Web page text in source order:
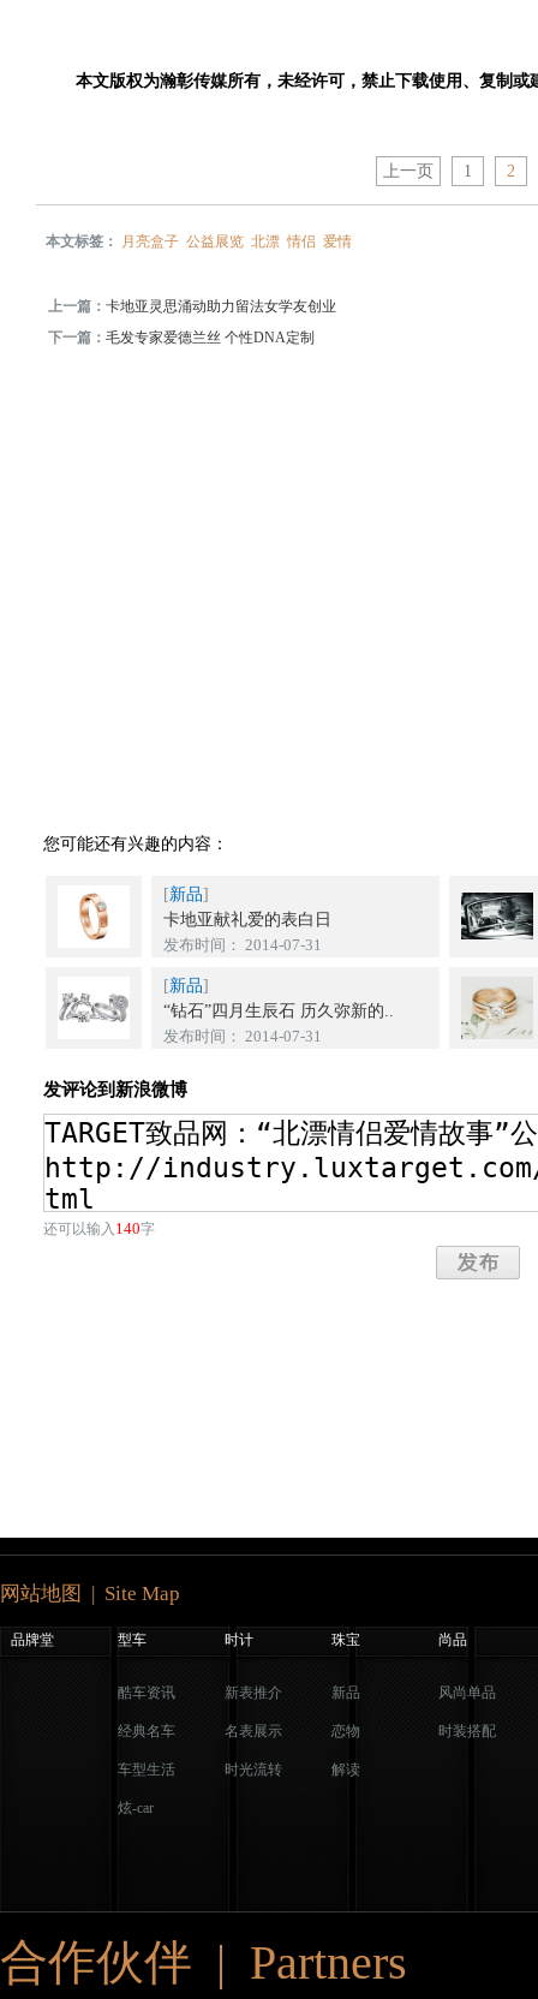
本文版权为瀚彰传媒所有，未经许可，禁止下载使用、复制或
上一页 1 2
本文标签： 月亮盒子 公益展览 北漂 情侣 爱情
上一篇：卡地亚灵思涌动助力留法女学友创业
下一篇：毛发专家爱德兰丝 个性DNA定制
您可能还有兴趣的内容：
[新品]
卡地亚献礼爱的表白日
发布时间： 2014-07-31
[新品]
“钻石”四月生辰石 历久弥新的..
发布时间： 2014-07-31
发评论到新浪微博
还可以输入 140字
网站地图 | Site Map
品牌堂 型车 时计 珠宝 尚品
酷车资讯
经典名车
车型生活
炫-car
新表推介
名表展示
时光流转
新品
恋物
解读
风尚单品
时装搭配
合作伙伴 | Partners